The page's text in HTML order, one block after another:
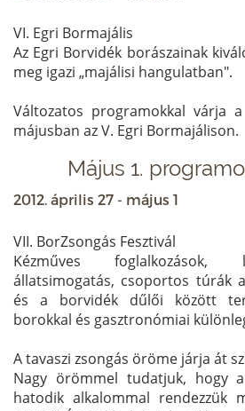
VI. Egri Bormajális
Az Egri Borvidék borászainak
meg igazi „majálisi hangulatban".
Változatos programokkal várja
májusban az V. Egri Bormajálison.
Május 1.
2012. április 27 - május 1
VII. BorZsongás Fesztivál
Kézműves foglalkozások,
állatsimogatás, csoportos túrák
és a borvidék dűlői között
borokkal és gasztronómiai
A tavaszi zsongás öröme járja át
Nagy örömmel tudatjuk, hogy
hatodik alkalommal rendezzük